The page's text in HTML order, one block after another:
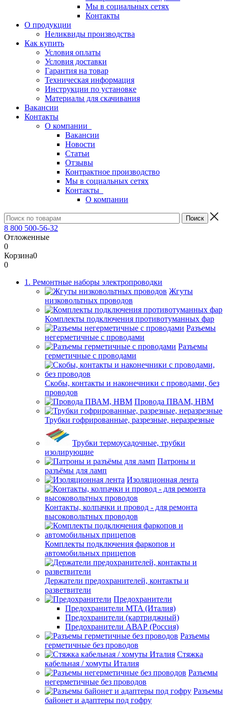
Мы в социальных сетях
Контакты
О продукции
Неликвиды производства
Как купить
Условия оплаты
Условия доставки
Гарантия на товар
Техническая информация
Инструкции по установке
Материалы для скачивания
Вакансии
Контакты
О компании
Вакансии
Новости
Статьи
Отзывы
Контрактное производство
Мы в социальных сетях
Контакты
О компании
8 800 500-56-32
Отложенные
0
Корзина0
0
1. Ремонтные наборы электропроводки
Жгуты
низковольтных проводов
Комплекты подключения противотуманных фар
Разъемы
негерметичные с проводами
Разъемы
герметичные с проводами
Скобы, контакты и наконечники с проводами, без
проводов
Провода ПВАМ, НВМ
Трубки гофрированные, разрезные, неразрезные
Трубки термоусадочные, трубки
изолирующие
Патроны и
разъёмы для ламп
Изоляционная лента
Контакты, колпачки и провод - для ремонта
высоковольтных проводов
Комплекты подключения фаркопов и
автомобильных прицепов
Держатели предохранителей, контакты и
разветвители
Предохранители
Предохранители MTA (Италия)
Предохранители (картриджный)
Предохранители АВАР (Россия)
Разъемы
герметичные без проводов
Стяжка
кабельная / хомуты Италия
Разъемы
негерметичные без проводов
Разъемы
байонет и адаптеры под гофру